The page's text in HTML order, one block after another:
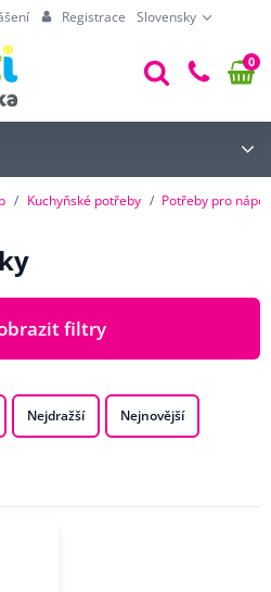
Registrace Slovensky
0
Kuchyňské potřeby Potřeby pro
filtry
Nejdražší Nejnovější